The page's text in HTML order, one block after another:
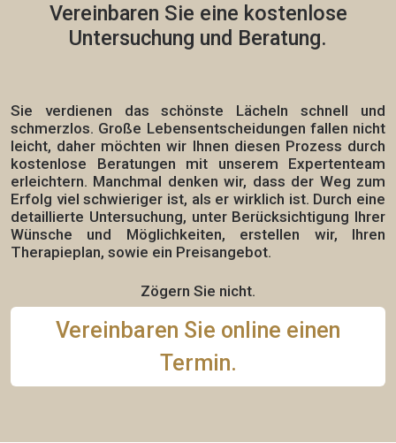
Vereinbaren Sie eine kostenlose
Untersuchung und Beratung.
Sie verdienen das schönste Lächeln schnell und
schmerzlos. Große Lebensentscheidungen fallen nicht
leicht, daher möchten wir Ihnen diesen Prozess durch
kostenlose Beratungen mit unserem Expertenteam
erleichtern. Manchmal denken wir, dass der Weg zum
Erfolg viel schwieriger ist, als er wirklich ist. Durch eine
detaillierte Untersuchung, unter Berücksichtigung Ihrer
Wünsche und Möglichkeiten, erstellen wir, Ihren
Therapieplan, sowie ein Preisangebot.
Zögern Sie nicht.
Vereinbaren Sie online einen
Termin.